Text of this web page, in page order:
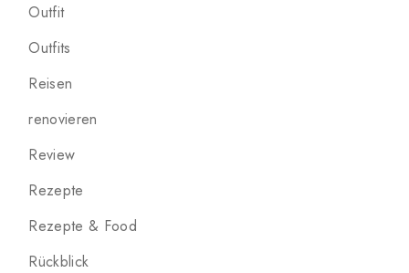
Outfit
Outfits
Reisen
renovieren
Review
Rezepte
Rezepte & Food
Rückblick